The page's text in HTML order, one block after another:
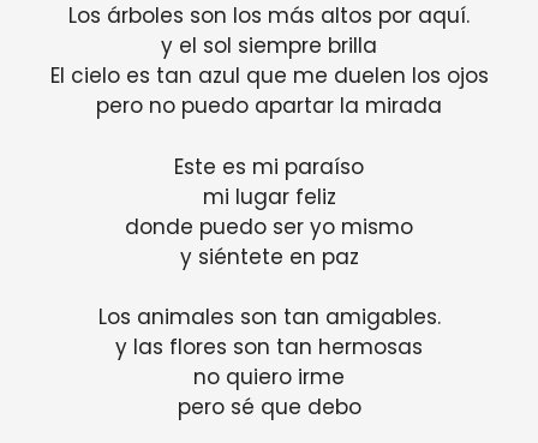
Los árboles son los más altos por aquí.
y el sol siempre brilla
El cielo es tan azul que me duelen los ojos
pero no puedo apartar la mirada
Este es mi paraíso
mi lugar feliz
donde puedo ser yo mismo
y siéntete en paz
Los animales son tan amigables.
y las flores son tan hermosas
no quiero irme
pero sé que debo